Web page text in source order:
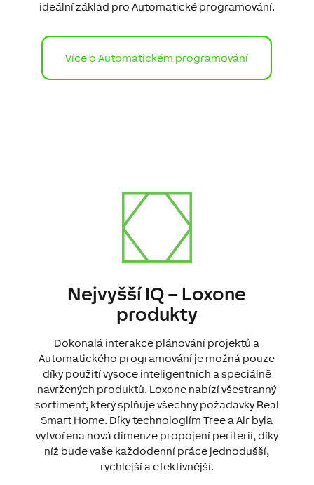
ideální základ pro Automatické programování.
Více o Automatickém programování
Nejvyšší IQ – Loxone
produkty
Dokonalá interakce plánování projektů a
Automatického programování je možná pouze
díky použití vysoce inteligentních a speciálně
navržených produktů. Loxone nabízí všestranný
sortiment, který splňuje všechny požadavky Real
Smart Home. Díky technologiím Tree a Air byla
vytvořena nová dimenze propojení periferií, díky
níž bude vaše každodenní práce jednodušší,
rychlejší a efektivnější.